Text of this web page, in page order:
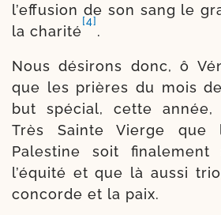
l’effusion de son sang le
la cha­ri­té
[4]
.
Nous dési­rons donc, ô
que les prières du mois
but spé­cial, cette année,
Très Sainte Vierge que
Palestine soit fina­le­ment
l’équité et que là aus­si
concorde et la paix.